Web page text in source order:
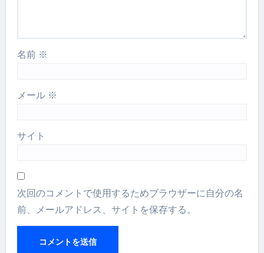
名前 ※
メール ※
サイト
次回のコメントで使用するためブラウザーに自分の名
前、メールアドレス、サイトを保存する。